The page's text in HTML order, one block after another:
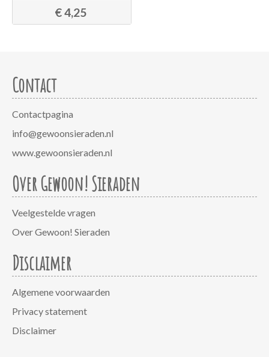
€ 4,25
Contact
Contactpagina
info@gewoonsieraden.nl
www.gewoonsieraden.nl
Over Gewoon! Sieraden
Veelgestelde vragen
Over Gewoon! Sieraden
Disclaimer
Algemene voorwaarden
Privacy statement
Disclaimer